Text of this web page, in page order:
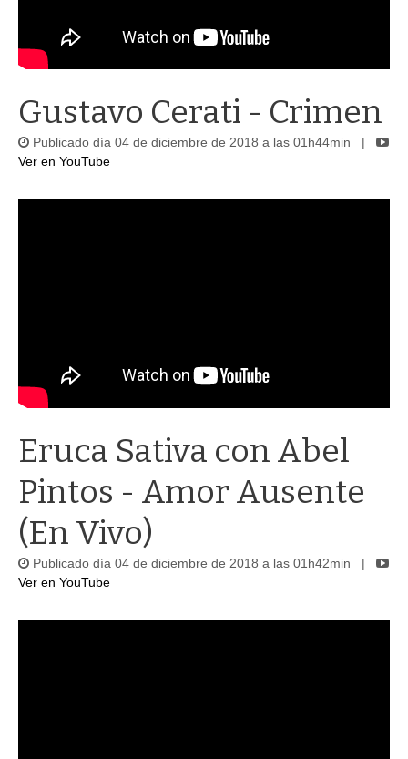
Gustavo Cerati - Crimen
Publicado día 04 de diciembre de 2018 a las 01h44min |
Ver en YouTube
Eruca Sativa con Abel
Pintos - Amor Ausente
(En Vivo)
Publicado día 04 de diciembre de 2018 a las 01h42min |
Ver en YouTube